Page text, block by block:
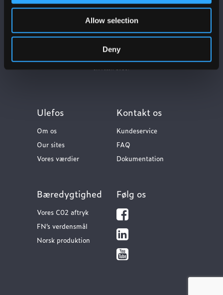
Allow selection
Deny
Ulefos
Om os
Our sites
Vores værdier
Kontakt os
Kundeservice
FAQ
Dokumentation
Bæredygtighed
Vores C02 aftryk
FN’s verdensmål
Norsk produktion
Følg os